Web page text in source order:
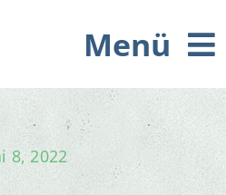
Menü
8, 2022